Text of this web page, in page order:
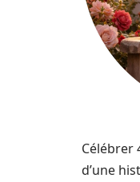
Célébrer
d’une